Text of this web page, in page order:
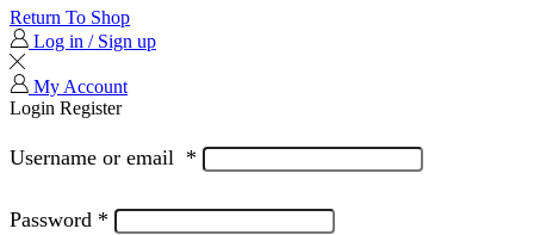
Return To Shop
Log in / Sign up
My Account
Login Register
Username or email *
Password *